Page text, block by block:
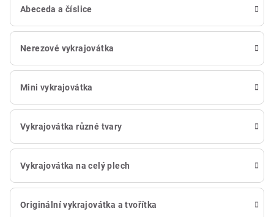
Abeceda a číslice
Nerezové vykrajovátka
Mini vykrajovátka
Vykrajovátka různé tvary
Vykrajovátka na celý plech
Originální vykrajovátka a tvořítka